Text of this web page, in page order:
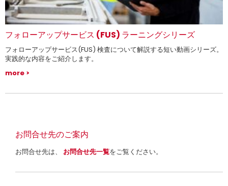
フォローアップサービス (FUS) ラーニングシリーズ
フォローアップサービス(FUS) 検査について解説する短い動画シリーズ。
実践的な内容をご紹介します。
more
お問合せ先のご案内
お問合せ先は、 お問合せ先一覧をご覧ください。